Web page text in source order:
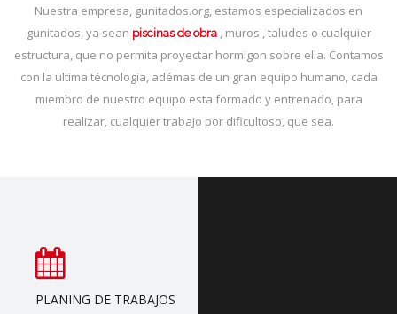
Nuestra empresa, gunitados.org, estamos especializados en
gunitados, ya sean piscinas de obra, muros , taludes o cualquier
estructura, que no permita proyectar hormigon sobre ella. Contamos
con la ultima técnologia, adémas de un gran equipo humano, cada
miembro de nuestro equipo esta formado y entrenado, para
realizar, cualquier trabajo por dificultoso, que sea.
PLANING DE TRABAJOS